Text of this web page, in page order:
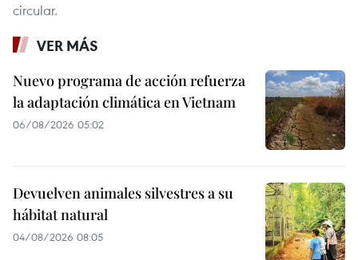
circular.
VER MÁS
Nuevo programa de acción refuerza
la adaptación climática en Vietnam
06/08/2026 05:02
Devuelven animales silvestres a su
hábitat natural
04/08/2026 08:05